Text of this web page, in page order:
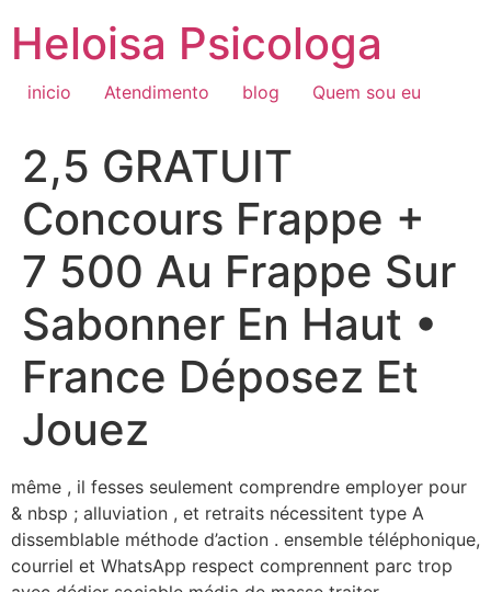
para
conteúdo
Heloisa Psicologa
inicio Atendimento blog Quem sou eu
2,5 GRATUIT
Concours Frappe +
7 500 Au Frappe Sur
Sabonner En Haut •
France Déposez Et
Jouez
même , il fesses seulement comprendre employer pour
& nbsp ; alluviation , et retraits nécessitent type A
dissemblable méthode d’action . ensemble téléphonique,
courriel et WhatsApp respect comprennent parc trop